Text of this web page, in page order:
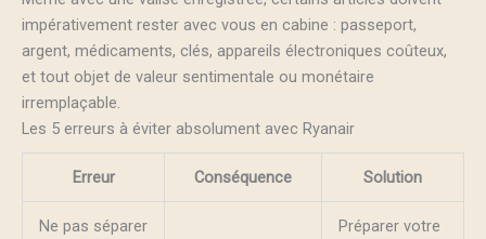
impérativement rester avec vous en cabine : passeport,
argent, médicaments, clés, appareils électroniques coûteux,
et tout objet de valeur sentimentale ou monétaire
irremplaçable.
Les 5 erreurs à éviter absolument avec Ryanair
Erreur Conséquence Solution
Ne pas séparer
Préparer votre